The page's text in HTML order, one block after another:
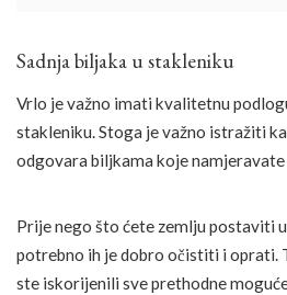
Sadnja biljaka u stakleniku
Vrlo je važno imati kvalitetnu
stakleniku. Stoga je važno istražiti
odgovara biljkama koje
Prije nego što ćete zemlju postaviti
potrebno ih je dobro očistiti i oprati.
ste iskorijenili sve prethodne